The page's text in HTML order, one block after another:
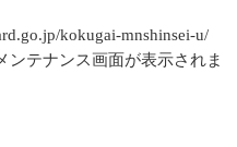
kokugai-mnshinsei-u/
テナンス画面が表示されま